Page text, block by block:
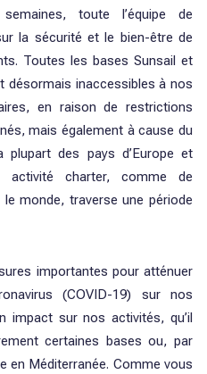
toute l’équipe de
la sécurité et le bien-être de
Toutes les bases Sunsail et
désormais inaccessibles à nos
en raison de restrictions
mais également à cause du
plupart des pays d’Europe et
activité charter, comme de
monde, traverse une période
importantes pour atténuer
(COVID-19) sur nos
impact sur nos activités, qu’il
certaines bases ou, par
en Méditerranée. Comme vous